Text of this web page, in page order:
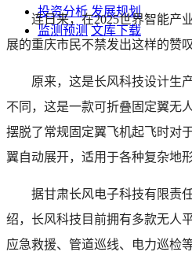
投资分析 发展规划
监测预测 文库下载
连日来，在2025世界智能产
展的重庆市民不禁发出这样的赞叹
原来，这是长风科技设计生
不同，这是一款可折叠固定翼无
摆脱了常规固定翼飞机起飞时对
翼自动展开，适用于各种复杂地形
据甘肃长风电子科技有限责
绍，长风科技目前拥有多款无人
应急救援、管道巡线、电力巡检等